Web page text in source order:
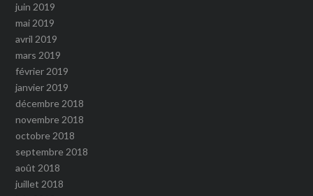
juin 2019
mai 2019
avril 2019
mars 2019
février 2019
janvier 2019
décembre 2018
novembre 2018
octobre 2018
septembre 2018
août 2018
juillet 2018